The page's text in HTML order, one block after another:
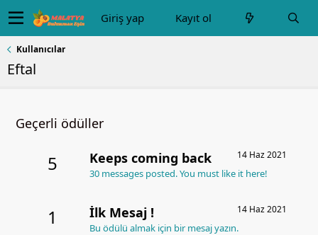
Giriş yap Kayıt ol
Kullanıcılar
Eftal
Geçerli ödüller
5 14 Haz 2021
Keeps coming back
30 messages posted. You must like it here!
1 14 Haz 2021
İlk Mesaj !
Bu ödülü almak için bir mesaj yazın.